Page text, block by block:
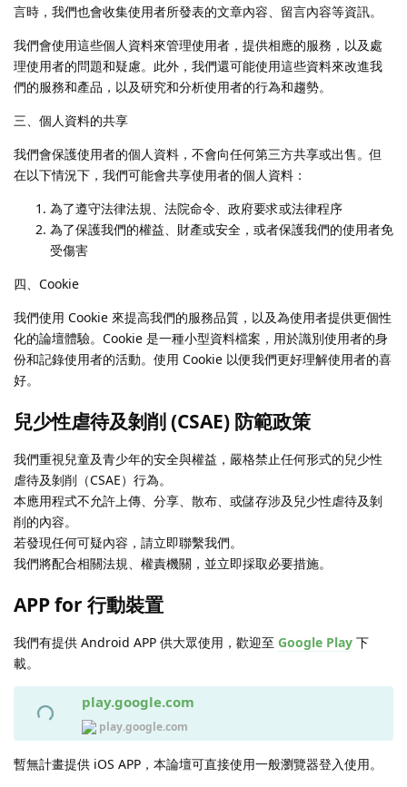
言時，我們也會收集使用者所發表的文章內容、留言內容等資訊。
我們會使用這些個人資料來管理使用者，提供相應的服務，以及處
理使用者的問題和疑慮。此外，我們還可能使用這些資料來改進我
們的服務和產品，以及研究和分析使用者的行為和趨勢。
三、個人資料的共享
我們會保護使用者的個人資料，不會向任何第三方共享或出售。但
在以下情況下，我們可能會共享使用者的個人資料：
為了遵守法律法規、法院命令、政府要求或法律程序
為了保護我們的權益、財產或安全，或者保護我們的使用者免
受傷害
四、Cookie
我們使用 Cookie 來提高我們的服務品質，以及為使用者提供更個性
化的論壇體驗。Cookie 是一種小型資料檔案，用於識別使用者的身
份和記錄使用者的活動。使用 Cookie 以便我們更好理解使用者的喜
好。
兒少性虐待及剝削 (CSAE) 防範政策
我們重視兒童及青少年的安全與權益，嚴格禁止任何形式的兒少性
虐待及剝削（CSAE）行為。
本應用程式不允許上傳、分享、散布、或儲存涉及兒少性虐待及剝
削的內容。
若發現任何可疑內容，請立即聯繫我們。
我們將配合相關法規、權責機關，並立即採取必要措施。
APP for 行動裝置
我們有提供 Android APP 供大眾使用，歡迎至 Google Play 下
載。
play.google.com
play.google.com
暫無計畫提供 iOS APP，本論壇可直接使用一般瀏覽器登入使用。